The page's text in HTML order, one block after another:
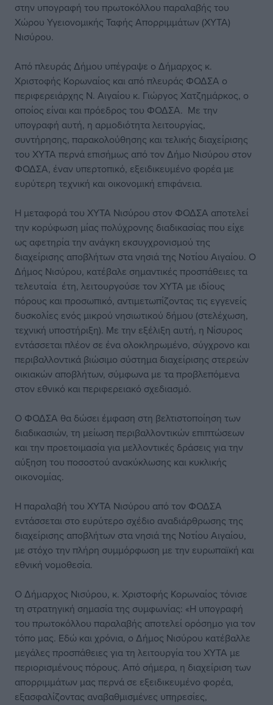
στην υπογραφή του πρωτοκόλλου παραλαβής του
Χώρου Υγειονομικής Ταφής Απορριμμάτων (ΧΥΤΑ)
Νισύρου.
Από πλευράς Δήμου υπέγραψε ο Δήμαρχος κ.
Χριστοφής Κορωναίος και από πλευράς ΦΟΔΣΑ ο
περιφερειάρχης Ν. Αιγαίου κ. Γιώργος Χατζημάρκος, ο
οποίος είναι και πρόεδρος του ΦΟΔΣΑ. Με την
υπογραφή αυτή, η αρμοδιότητα λειτουργίας,
συντήρησης, παρακολούθησης και τελικής διαχείρισης
του ΧΥΤΑ περνά επισήμως από τον Δήμο Νισύρου στον
ΦΟΔΣΑ, έναν υπερτοπικό, εξειδικευμένο φορέα με
ευρύτερη τεχνική και οικονομική επιφάνεια.
Η μεταφορά του ΧΥΤΑ Νισύρου στον ΦΟΔΣΑ αποτελεί
την κορύφωση μίας πολύχρονης διαδικασίας που είχε
ως αφετηρία την ανάγκη εκσυγχρονισμού της
διαχείρισης αποβλήτων στα νησιά της Νοτίου Αιγαίου. Ο
Δήμος Νισύρου, κατέβαλε σημαντικές προσπάθειες τα
τελευταία έτη, λειτουργούσε τον ΧΥΤΑ με ιδίους
πόρους και προσωπικό, αντιμετωπίζοντας τις εγγενείς
δυσκολίες ενός μικρού νησιωτικού δήμου (στελέχωση,
τεχνική υποστήριξη). Με την εξέλιξη αυτή, η Νίσυρος
εντάσσεται πλέον σε ένα ολοκληρωμένο, σύγχρονο και
περιβαλλοντικά βιώσιμο σύστημα διαχείρισης στερεών
οικιακών αποβλήτων, σύμφωνα με τα προβλεπόμενα
στον εθνικό και περιφερειακό σχεδιασμό.
Ο ΦΟΔΣΑ θα δώσει έμφαση στη βελτιστοποίηση των
διαδικασιών, τη μείωση περιβαλλοντικών επιπτώσεων
και την προετοιμασία για μελλοντικές δράσεις για την
αύξηση του ποσοστού ανακύκλωσης και κυκλικής
οικονομίας.
Η παραλαβή του ΧΥΤΑ Νισύρου από τον ΦΟΔΣΑ
εντάσσεται στο ευρύτερο σχέδιο αναδιάρθρωσης της
διαχείρισης αποβλήτων στα νησιά της Νοτίου Αιγαίου,
με στόχο την πλήρη συμμόρφωση με την ευρωπαϊκή και
εθνική νομοθεσία.
Ο Δήμαρχος Νισύρου, κ. Χριστοφής Κορωναίος τόνισε
τη στρατηγική σημασία της συμφωνίας: «Η υπογραφή
του πρωτοκόλλου παραλαβής αποτελεί ορόσημο για τον
τόπο μας. Εδώ και χρόνια, ο Δήμος Νισύρου κατέβαλλε
μεγάλες προσπάθειες για τη λειτουργία του ΧΥΤΑ με
περιορισμένους πόρους. Από σήμερα, η διαχείριση των
απορριμμάτων μας περνά σε εξειδικευμένο φορέα,
εξασφαλίζοντας αναβαθμισμένες υπηρεσίες,